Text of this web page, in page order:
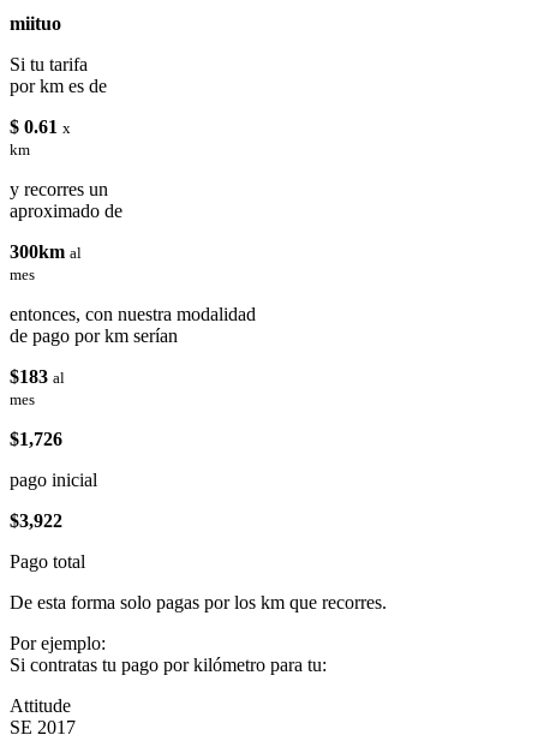
miituo
Si tu tarifa
por km es de
$ 0.61 x
km
y recorres un
aproximado de
300km al
mes
entonces, con nuestra modalidad
de pago por km serían
$183 al
mes
$1,726
pago inicial
$3,922
Pago total
De esta forma solo pagas por los km que recorres.
Por ejemplo:
Si contratas tu pago por kilómetro para tu:
Attitude
SE 2017